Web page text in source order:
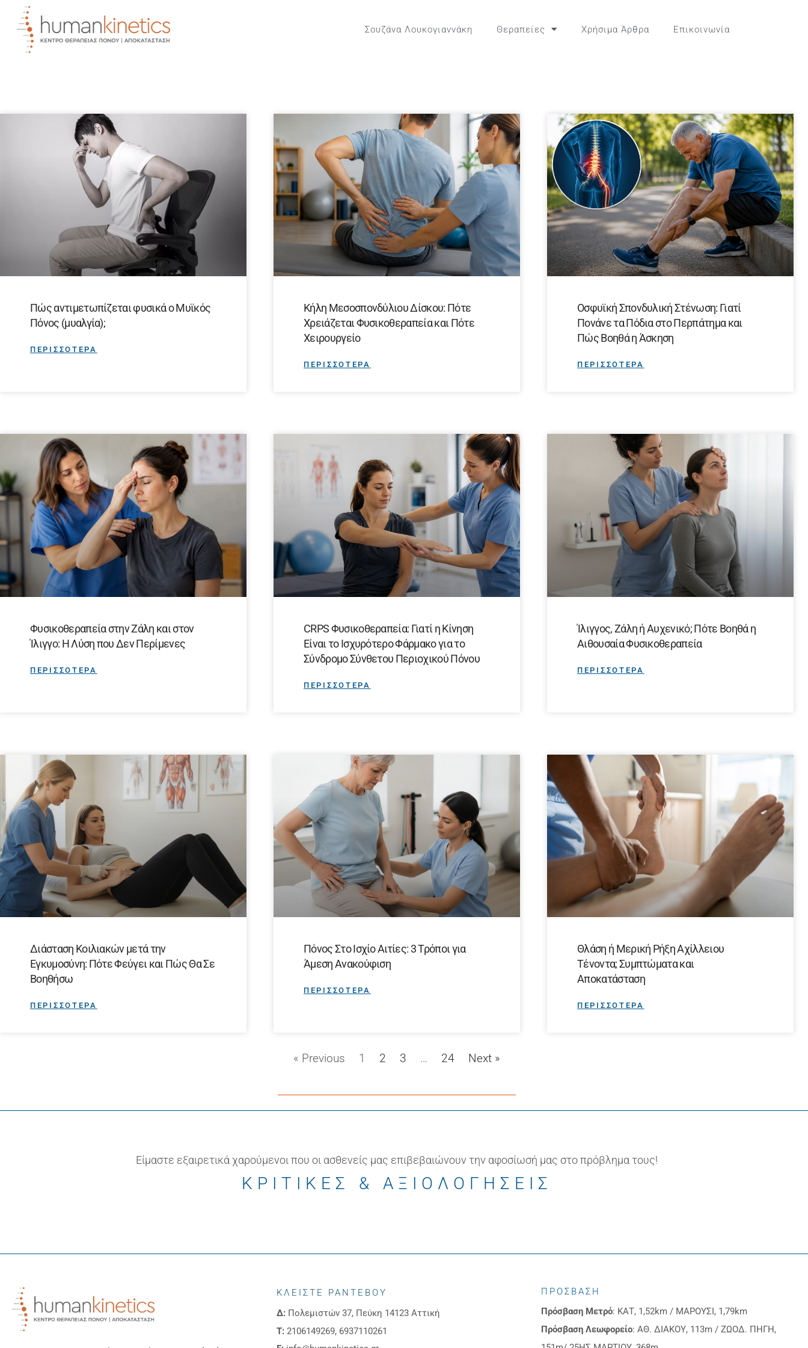
Σουζάνα Λουκογιαννάκη Θεραπείες Χρήσιμα Άρθρα Επικοινωνία
Πώς αντιμετωπίζεται φυσικά ο Μυϊκός
Πόνος (μυαλγία);
ΠΕΡΙΣΣΟΤΕΡΑ
Κήλη Μεσοσπονδύλιου Δίσκου: Πότε
Χρειάζεται Φυσικοθεραπεία και Πότε
Χειρουργείο
ΠΕΡΙΣΣΟΤΕΡΑ
Οσφυϊκή Σπονδυλική Στένωση: Γιατί
Πονάνε τα Πόδια στο Περπάτημα και
Πώς Βοηθά η Άσκηση
ΠΕΡΙΣΣΟΤΕΡΑ
Φυσικοθεραπεία στην Ζάλη και στον
Ίλιγγο: Η Λύση που Δεν Περίμενες
ΠΕΡΙΣΣΟΤΕΡΑ
CRPS Φυσικοθεραπεία: Γιατί η Κίνηση
Είναι το Ισχυρότερο Φάρμακο για το
Σύνδρομο Σύνθετου Περιοχικού Πόνου
ΠΕΡΙΣΣΟΤΕΡΑ
Ίλιγγος, Ζάλη ή Αυχενικό; Πότε Βοηθά η
Αιθουσαία Φυσικοθεραπεία
ΠΕΡΙΣΣΟΤΕΡΑ
Διάσταση Κοιλιακών μετά την
Εγκυμοσύνη: Πότε Φεύγει και Πώς Θα Σε
Βοηθήσω
ΠΕΡΙΣΣΟΤΕΡΑ
Πόνος Στο Ισχίο Αιτίες: 3 Τρόποι για
Άμεση Ανακούφιση
ΠΕΡΙΣΣΟΤΕΡΑ
Θλάση ή Μερική Ρήξη Αχίλλειου
Τένοντα; Συμπτώματα και
Αποκατάσταση
ΠΕΡΙΣΣΟΤΕΡΑ
« Previous 1 2 3 … 24 Next »
Είμαστε εξαιρετικά χαρούμενοι που οι ασθενείς μας επιβεβαιώνουν την αφοσίωσή μας στο πρόβλημα τους!
ΚΡΙΤΙΚΕΣ & ΑΞΙΟΛΟΓΗΣΕΙΣ
ΚΛΕΙΣΤΕ ΡΑΝΤΕΒΟΥ
Δ:Πολεμιστών 37, Πεύκη 14123 Αττική
Τ:2106149269, 6937110261
ΠΡΟΣΒΑΣΗ
Πρόσβαση Μετρό: ΚΑΤ, 1,52km / ΜΑΡΟΥΣΙ, 1,79km
Πρόσβαση Λεωφορείο: ΑΘ. ΔΙΑΚΟΥ, 113m / ΖΩΟΔ. ΠΗΓΗ,